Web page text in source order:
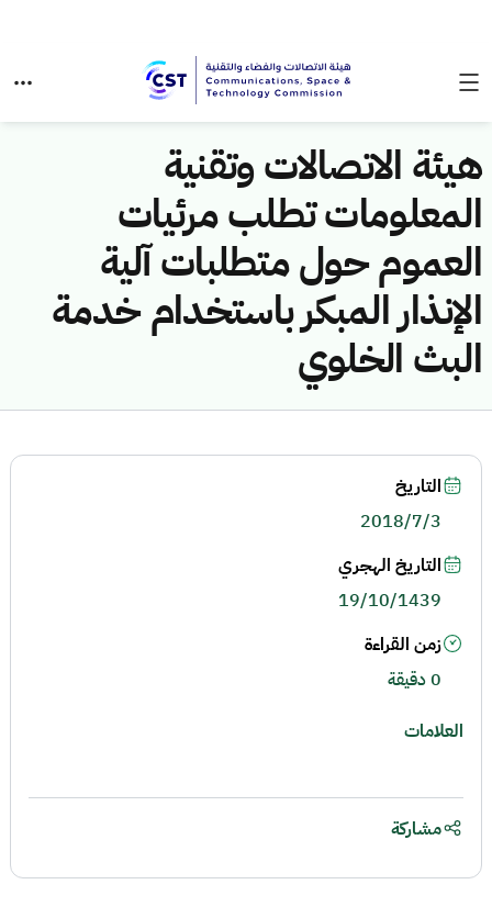
هيئة الاتصالات وتقنية
المعلومات تطلب مرئيات
العموم حول متطلبات آلية
الإنذار المبكر باستخدام خدمة
البث الخلوي
التاريخ
2018/7/3
التاريخ الهجري
19/10/1439
زمن القراءة
0 دقيقة
العلامات
مشاركة